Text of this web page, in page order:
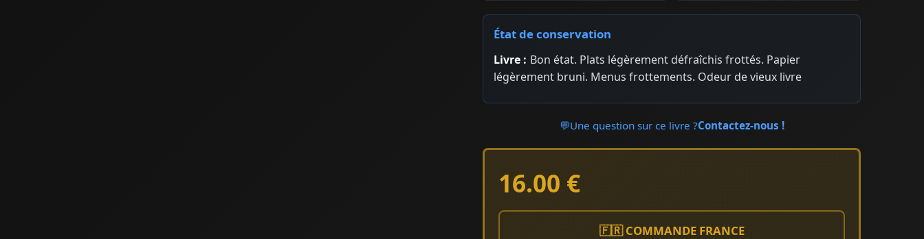
État de conservation
Livre : Bon état. Plats légèrement défraîchis frottés. Papier
légèrement bruni. Menus frottements. Odeur de vieux livre
💬Une question sur ce livre ?Contactez-nous !
16.00 €
🇫🇷 COMMANDE FRANCE